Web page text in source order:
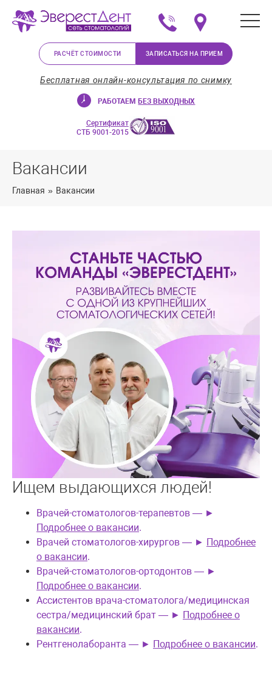
+375 (29) 623-72-37
Мы на карте в
РАСЧЁТ СТОИМОСТИ ЗАПИСАТЬСЯ НА ПРИЕМ
Бесплатная онлайн-консультация по снимку
Сертификат
СТБ 9001-2015
РАБОТАЕМБЕЗ ВЫХОДНЫХ
Вакансии
Главная » Вакансии
Ищем выдающихся людей!
Врачей-стоматологов-терапевтов — ►
Подробнее о вакансии.
Врачей стоматологов-хирургов — ► Подробнее
о вакансии.
Врачей-стоматологов-ортодонтов — ►
Подробнее о вакансии.
Ассистентов врача-стоматолога/медицинская
сестра/медицинский брат — ► Подробнее о
вакансии.
Рентгенолаборанта — ► Подробнее о вакансии.